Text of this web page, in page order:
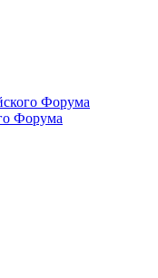
Форума
Форума